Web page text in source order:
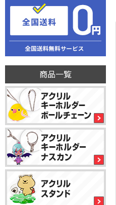
商品一覧